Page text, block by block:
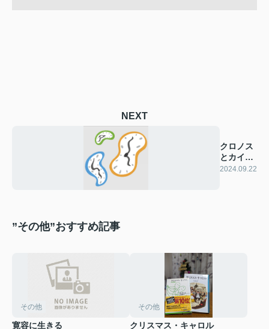
NEXT
クロノス
とカイロ
ス
2024.09.22
”その他”おすすめ記事
その他
寛容に生きる
その他
クリスマス・キャロル